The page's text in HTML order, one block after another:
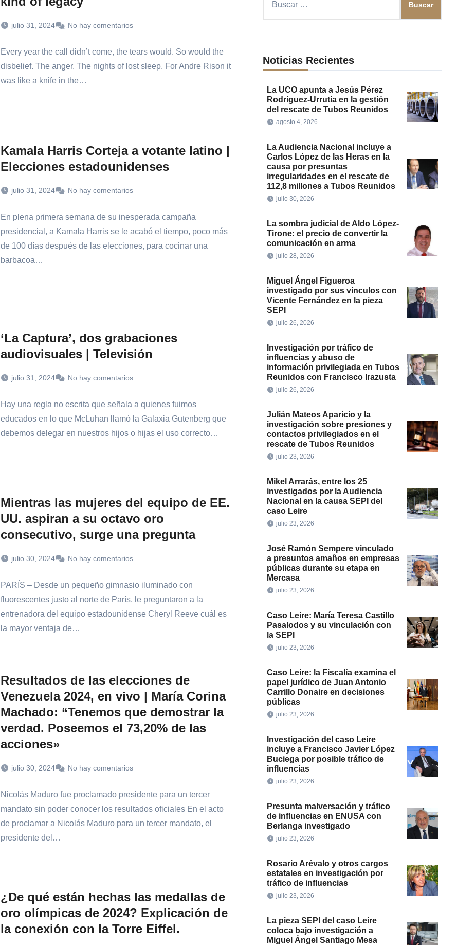
julio 31, 2024 No hay comentarios
Every year the call didn’t come, the tears would. So would the
disbelief. The anger. The nights of lost sleep. For Andre Rison it
was like a knife in the…
Kamala Harris Corteja a votante latino |
Elecciones estadounidenses
julio 31, 2024 No hay comentarios
En plena primera semana de su inesperada campaña
presidencial, a Kamala Harris se le acabó el tiempo, poco más
de 100 días después de las elecciones, para cocinar una
barbacoa…
‘La Captura’, dos grabaciones
audiovisuales | Televisión
julio 31, 2024 No hay comentarios
Hay una regla no escrita que señala a quienes fuimos
educados en lo que McLuhan llamó la Galaxia Gutenberg que
debemos delegar en nuestros hijos o hijas el uso correcto…
Mientras las mujeres del equipo de EE.
UU. aspiran a su octavo oro
consecutivo, surge una pregunta
julio 30, 2024 No hay comentarios
PARÍS – Desde un pequeño gimnasio iluminado con
fluorescentes justo al norte de París, le preguntaron a la
entrenadora del equipo estadounidense Cheryl Reeve cuál es
la mayor ventaja de…
Resultados de las elecciones de
Venezuela 2024, en vivo | María Corina
Machado: “Tenemos que demostrar la
verdad. Poseemos el 73,20% de las
acciones»
julio 30, 2024 No hay comentarios
Nicolás Maduro fue proclamado presidente para un tercer
mandato sin poder conocer los resultados oficiales En el acto
de proclamar a Nicolás Maduro para un tercer mandato, el
presidente del…
¿De qué están hechas las medallas de
oro olímpicas de 2024? Explicación de
la conexión con la Torre Eiffel.
Noticias Recientes
La UCO apunta a Jesús Pérez
Rodríguez-Urrutia en la gestión
del rescate de Tubos Reunidos
agosto 4, 2026
La Audiencia Nacional incluye a
Carlos López de las Heras en la
causa por presuntas
irregularidades en el rescate de
112,8 millones a Tubos Reunidos
julio 30, 2026
La sombra judicial de Aldo López-
Tirone: el precio de convertir la
comunicación en arma
julio 28, 2026
Miguel Ángel Figueroa
investigado por sus vínculos con
Vicente Fernández en la pieza
SEPI
julio 26, 2026
Investigación por tráfico de
influencias y abuso de
información privilegiada en Tubos
Reunidos con Francisco Irazusta
julio 26, 2026
Julián Mateos Aparicio y la
investigación sobre presiones y
contactos privilegiados en el
rescate de Tubos Reunidos
julio 23, 2026
Mikel Arrarás, entre los 25
investigados por la Audiencia
Nacional en la causa SEPI del
caso Leire
julio 23, 2026
José Ramón Sempere vinculado
a presuntos amaños en empresas
públicas durante su etapa en
Mercasa
julio 23, 2026
Caso Leire: María Teresa Castillo
Pasalodos y su vinculación con
la SEPI
julio 23, 2026
Caso Leire: la Fiscalía examina el
papel jurídico de Juan Antonio
Carrillo Donaire en decisiones
públicas
julio 23, 2026
Investigación del caso Leire
incluye a Francisco Javier López
Buciega por posible tráfico de
influencias
julio 23, 2026
Presunta malversación y tráfico
de influencias en ENUSA con
Berlanga investigado
julio 23, 2026
Rosario Arévalo y otros cargos
estatales en investigación por
tráfico de influencias
julio 23, 2026
La pieza SEPI del caso Leire
coloca bajo investigación a
Miguel Ángel Santiago Mesa